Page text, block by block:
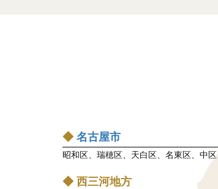
◆ 名古屋市
昭和区、瑞穂区、天白区、名東区、中
◆ 西三河地方